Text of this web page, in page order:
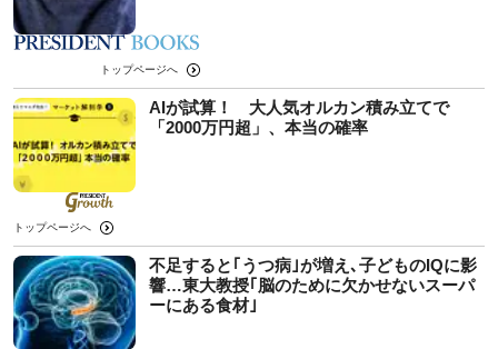
トップページへ
AIが試算！ 大人気オルカン積み立てで
「2000万円超」、本当の確率
トップページへ
不足すると｢うつ病｣が増え､子どものIQに影
響…東大教授｢脳のために欠かせないスーパ
ーにある食材｣